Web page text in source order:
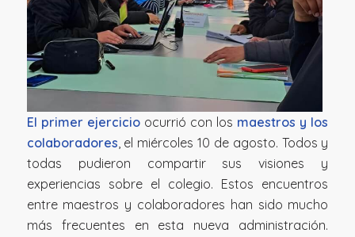
El primer ejercicioocurrió con los maestros y los
colaboradores, el miércoles 10 de agosto. Todos y
todas pudieron compartir sus visiones y
experiencias sobre el colegio. Estos encuentros
entre maestros y colaboradores han sido mucho
más frecuentes en esta nueva administración.